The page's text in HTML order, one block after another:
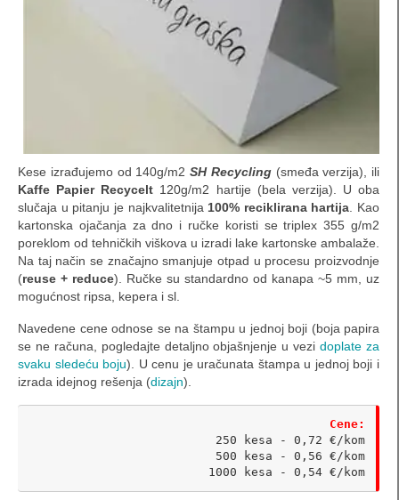
pillow box (S3) za nakit
pillow-box (M1) za nakit
pillow-box (M2) za nakit
pillow-box (M3) za nakit
pillow-box (M4) za nakit
pillow box (L1) za nakit
pillow-box (L2) za nakit
pillow-box (L4) za nakit
belgijske kutijice za nakit
Kese izrađujemo od 140g/m2 SH Recycling(smeđa verzija), ili
Kaffe Papier Recycelt 120g/m2 hartije (bela verzija). U oba
slučaja u pitanju je najkvalitetnija 100% reciklirana hartija . Kao
kartonska ojačanja za dno i ručke koristi se triplex 355 g/m2
poreklom od tehničkih viškova u izradi lake kartonske ambalaže.
Na taj način se značajno smanjuje otpad u procesu proizvodnje
(reuse + reduce). Ručke su standardno od kanapa ~5 mm, uz
mogućnost ripsa, kepera i sl.
Navedene cene odnose se na štampu u jednoj boji (boja papira
se ne računa, pogledajte detaljno objašnjenje u vezidoplate za
svaku sledeću boju). U cenu je uračunata štampa u jednoj boji i
izrada idejnog rešenja (dizajn).
Cene:
250 kesa - 0,72 €/kom
500 kesa - 0,56 €/kom
1000 kesa - 0,54 €/kom